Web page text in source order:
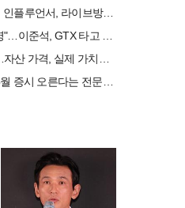
용산 사는 일본인 여성 인플루언서, 라이브방송 도중 사망